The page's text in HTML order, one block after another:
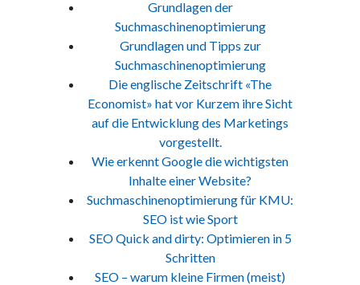
Grundlagen der
Suchmaschinenoptimierung
Grundlagen und Tipps zur
Suchmaschinenoptimierung
Die englische Zeitschrift «The
Economist» hat vor Kurzem ihre Sicht
auf die Entwicklung des Marketings
vorgestellt.
Wie erkennt Google die wichtigsten
Inhalte einer Website?
Suchmaschinenoptimierung für KMU:
SEO ist wie Sport
SEO Quick and dirty: Optimieren in 5
Schritten
SEO – warum kleine Firmen (meist)